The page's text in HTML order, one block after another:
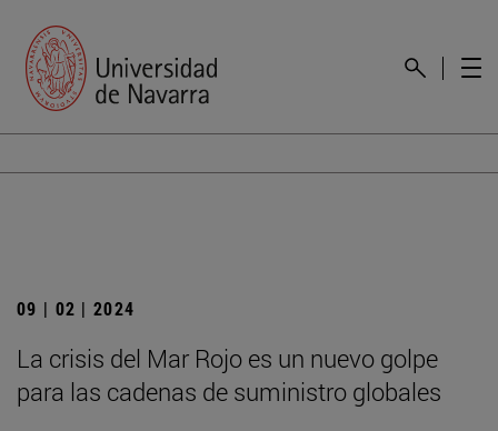
09 | 02 | 2024
La crisis del Mar Rojo es un nuevo golpe
para las cadenas de suministro globales